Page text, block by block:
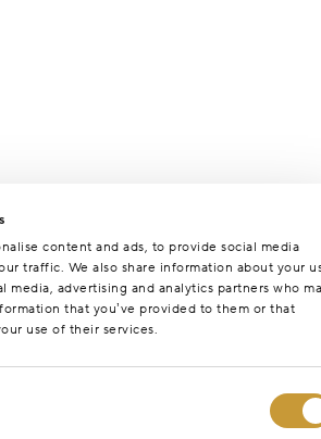
content and ads, to provide social media
traffic. We also share information about your
media, advertising and analytics partners who
that you’ve provided to them or that
use of their services.